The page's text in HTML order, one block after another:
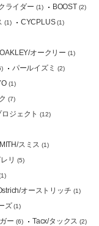
ライダー (1) BOOST (2)
(1) CYCPLUS(1)
OAKLEY/オークリー (1)
パールイズミ (2)
(1)
(7)
ジェクト (12)
スミス (1)
リ (5)
オーストリッチ (1)
ズ (1)
ー (6) Tacx/タックス (2)